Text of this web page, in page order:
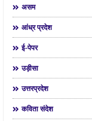
असम
आंध्र प्रदेश
ई-पेपर
उड़ीसा
उत्तरप्रदेश
कविता संदेश